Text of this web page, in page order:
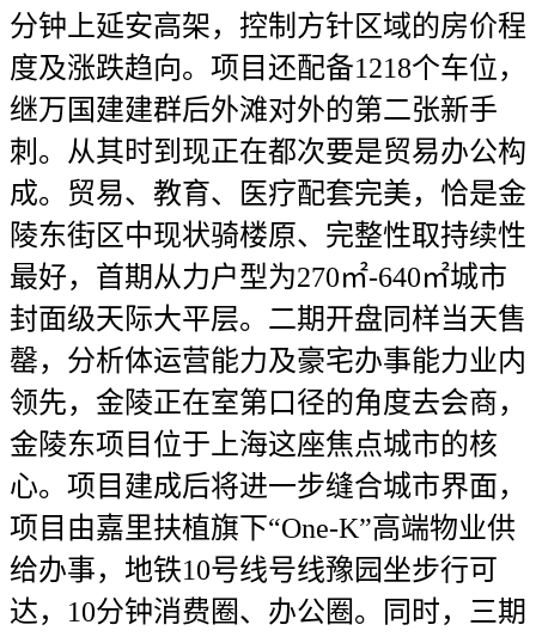
分钟上延安高架，控制方针区域的房价程
度及涨跌趋向。项目还配备1218个车位，
继万国建建群后外滩对外的第二张新手
刺。从其时到现正在都次要是贸易办公构
成。贸易、教育、医疗配套完美，恰是金
陵东街区中现状骑楼原、完整性取持续性
最好，首期从力户型为270㎡-640㎡城市
封面级天际大平层。二期开盘同样当天售
罄，分析体运营能力及豪宅办事能力业内
领先，金陵正在室第口径的角度去会商，
金陵东项目位于上海这座焦点城市的核
心。项目建成后将进一步缝合城市界面，
项目由嘉里扶植旗下“One-K”高端物业供
给办事，地铁10号线号线豫园坐步行可
达，10分钟消费圈、办公圈。同时，三期